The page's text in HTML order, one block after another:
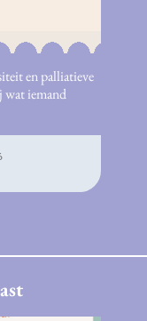
en palliatieve
wat iemand